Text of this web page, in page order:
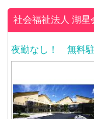
社会福祉法人 湖
夜勤なし！ 無料